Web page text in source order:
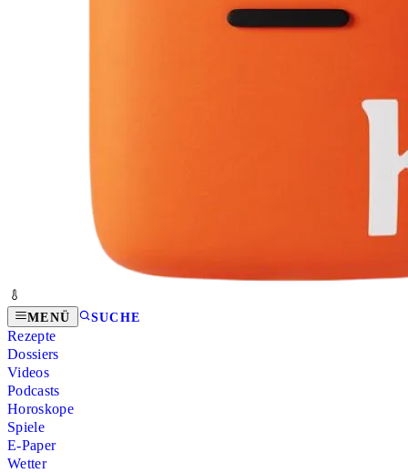
MENÜ SUCHE
Rezepte
Dossiers
Videos
Podcasts
Horoskope
Spiele
E-Paper
Wetter